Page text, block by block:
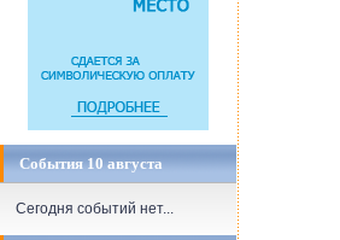
События 10 августа
Сегодня событий нет...